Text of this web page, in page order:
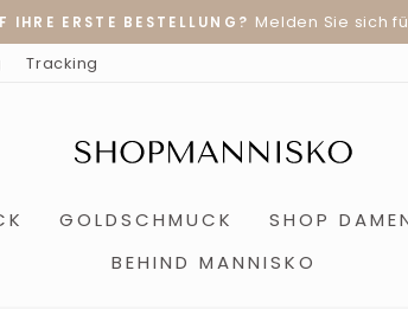
Pause
IHRE ERSTE BESTELLUNG? Melden Sie sich
Tracking
GOLDSCHMUCK SHOP
BEHIND MANNISKO